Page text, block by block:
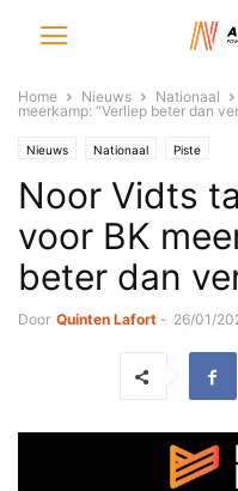
Home Nieuws Nationaal
meerkamp: “Verliep beter dan
Nieuws Nationaal Piste
Noor Vidts
voor BK
beter dan
Door Quinten Lafort - 26/01/